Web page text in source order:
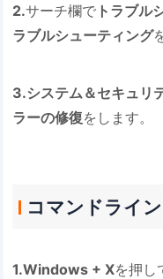
2.サーチ欄で トラブル
ラブルシューティング
3.システム＆セキュリ
ラーの修復をします。
コマンドライ
1.Windows + Xを押し